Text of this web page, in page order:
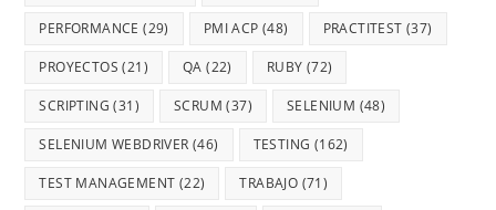
PERFORMANCE (29) PMI ACP (48) PRACTITEST (37)
PROYECTOS (21) QA (22) RUBY (72)
SCRIPTING (31) SCRUM (37) SELENIUM (48)
SELENIUM WEBDRIVER (46) TESTING (162)
TEST MANAGEMENT (22) TRABAJO (71)